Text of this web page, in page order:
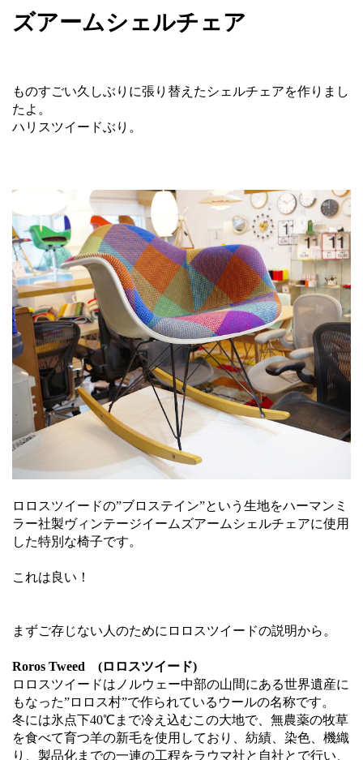
ズアームシェルチェア
ものすごい久しぶりに張り替えたシェルチェアを作りまし
たよ。
ハリスツイードぶり。
ロロスツイードの”ブロステイン”という生地をハーマンミ
ラー社製ヴィンテージイームズアームシェルチェアに使用
した特別な椅子です。
これは良い！
まずご存じない人のためにロロスツイードの説明から。
Roros Tweed (ロロスツイード)
ロロスツイードはノルウェー中部の山間にある世界遺産に
もなった”ロロス村”で作られているウールの名称です。
冬には氷点下40℃まで冷え込むこの大地で、無農薬の牧草
を食べて育つ羊の新毛を使用しており、紡績、染色、機織
り、製品化までの一連の工程をラウマ社と自社とで行い、